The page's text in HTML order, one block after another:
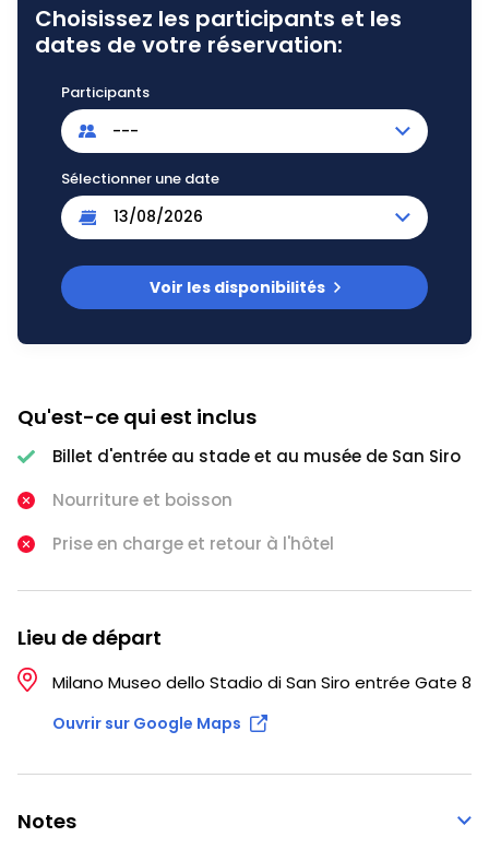
Choisissez les participants et les
dates de votre réservation:
Participants
---
Sélectionner une date
Voir les disponibilités
Qu'est-ce qui est inclus
Billet d'entrée au stade et au musée de San Siro
Nourriture et boisson
Prise en charge et retour à l'hôtel
Lieu de départ
Milano Museo dello Stadio di San Siro entrée Gate 8
Ouvrir sur Google Maps
Notes